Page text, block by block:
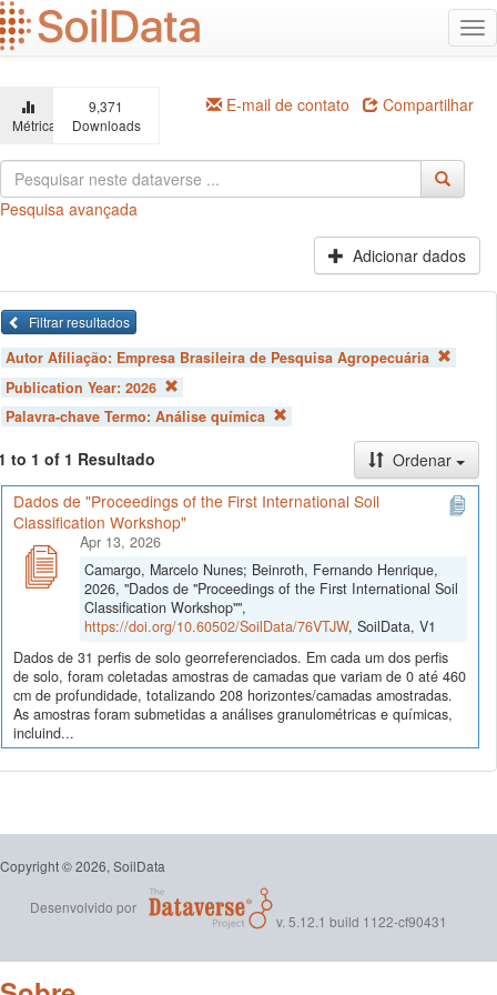
Ir
para
o
principal
Métricas
9,371
Downloads
E-mail de contato Compartilhar
Pesquisa avançada
Adicionar dados
Filtrar resultados
Autor Afiliação: Empresa Brasileira de Pesquisa Agropecuária
Publication Year: 2026
Palavra-chave Termo: Análise química
to 1 of 1 Resultado
Ordenar
Dados de "Proceedings of the First International Soil
Classification Workshop"
Apr 13, 2026
Camargo, Marcelo Nunes; Beinroth, Fernando Henrique,
2026, "Dados de "Proceedings of the First International Soil
Classification Workshop"",
https://doi.org/10.60502/SoilData/76VTJW, SoilData, V1
Dados de 31 perfis de solo georreferenciados. Em cada um dos perfis
de solo, foram coletadas amostras de camadas que variam de 0 até 460
cm de profundidade, totalizando 208 horizontes/camadas amostradas.
As amostras foram submetidas a análises granulométricas e químicas,
incluind...
Copyright © 2026, SoilData
Desenvolvido por
v. 5.12.1 build 1122-cf90431